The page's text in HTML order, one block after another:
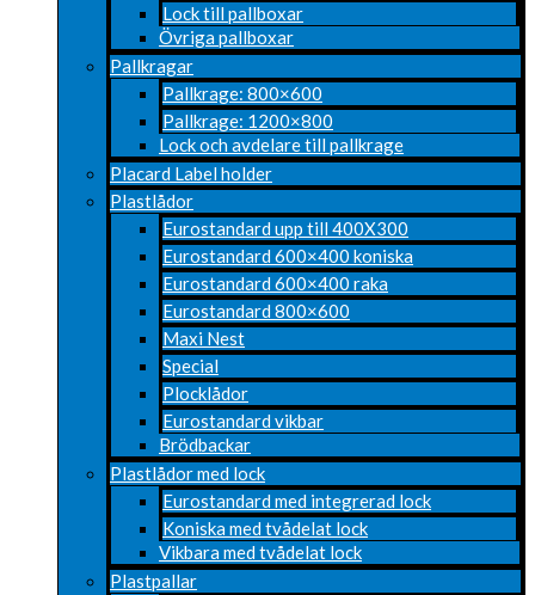
Lock till pallboxar
Övriga pallboxar
Pallkragar
Pallkrage: 800×600
Pallkrage: 1200×800
Lock och avdelare till pallkrage
Placard Label holder
Plastlådor
Eurostandard upp till 400X300
Eurostandard 600×400 koniska
Eurostandard 600×400 raka
Eurostandard 800×600
Maxi Nest
Special
Plocklådor
Eurostandard vikbar
Brödbackar
Plastlådor med lock
Eurostandard med integrerad lock
Koniska med tvådelat lock
Vikbara med tvådelat lock
Plastpallar